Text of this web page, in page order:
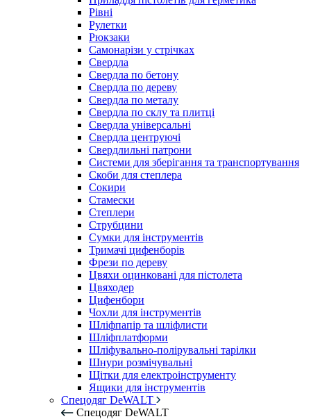
Рівні
Рулетки
Рюкзаки
Самонарізи у стрічках
Свердла
Свердла по бетону
Свердла по дереву
Свердла по металу
Свердла по склу та плитці
Свердла універсальні
Свердла центруючі
Свердлильні патрони
Системи для зберігання та транспортування
Скоби для степлера
Сокири
Стамески
Степлери
Струбцини
Сумки для інструментів
Тримачі цифенборів
Фрези по дереву
Цвяхи оцинковані для пістолета
Цвяходер
Цифенбори
Чохли для інструментів
Шліфпапір та шліфлисти
Шліфплатформи
Шліфувально-полірувальні тарілки
Шнури розмічувальні
Щітки для електроінструменту
Ящики для інструментів
Спецодяг DeWALT
Спецодяг DeWALT